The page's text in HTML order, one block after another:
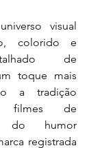
visual
colorido e
de
toque mais
a tradição
filmes de
do humor
registrada